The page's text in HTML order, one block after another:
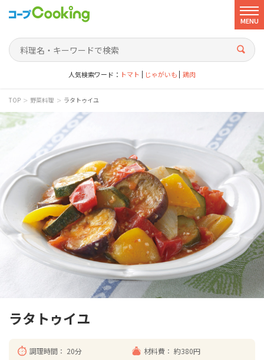
MENU
人気検索ワード： トマト じゃがいも 鶏肉
TOP > 野菜料理 > ラタトゥイユ
ラタトゥイユ
調理時間： 20分 材料費： 約380円